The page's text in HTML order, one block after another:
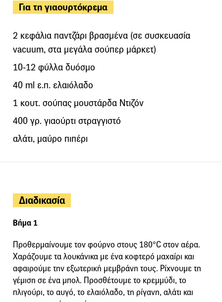
Για τη γιαουρτόκρεμα
2 κεφάλια παντζάρι βρασμένα (σε συσκευασία
vacuum, στα μεγάλα σούπερ μάρκετ)
10-12 φύλλα δυόσμο
40 ml ε.π. ελαιόλαδο
1 κουτ. σούπας μουστάρδα Ντιζόν
400 γρ. γιαούρτι στραγγιστό
αλάτι, μαύρο πιπέρι
Διαδικασία
Βήμα 1
Προθερμαίνουμε τον φούρνο στους 180°C στον αέρα.
Χαράζουμε τα λουκάνικα με ένα κοφτερό μαχαίρι και
αφαιρούμε την εξωτερική μεμβράνη τους. Ρίχνουμε τη
γέμιση σε ένα μπολ. Προσθέτουμε το κρεμμύδι, το
πλιγούρι, το αυγό, το ελαιόλαδο, τη ρίγανη, αλάτι και